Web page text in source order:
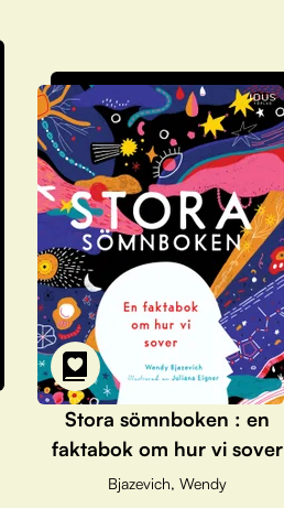
Stora sömnboken : en
faktabok om hur vi sover
Bjazevich, Wendy